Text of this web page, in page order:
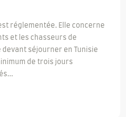
réglementée. Elle concerne
et les chasseurs de
séjourner en Tunisie
de trois jours